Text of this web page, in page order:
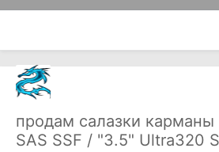
продам cалазки карманы
SAS SSF / "3.5" Ultra320